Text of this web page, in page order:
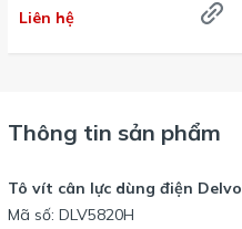
Liên hệ
Thông tin sản phẩm
Tô vít cân lực dùng điện Delvo
Mã số: DLV5820H